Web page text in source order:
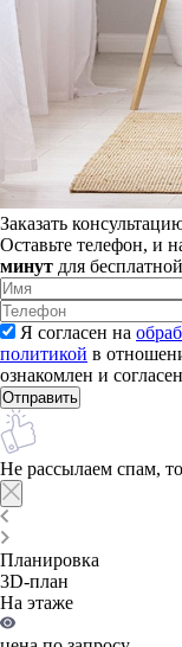
Заказать
Оставьте телефон, и
минут для
Я согласен на
политикой в
ознакомлен и
Не рассылаем спам,
Планировка
3D-план
На этаже